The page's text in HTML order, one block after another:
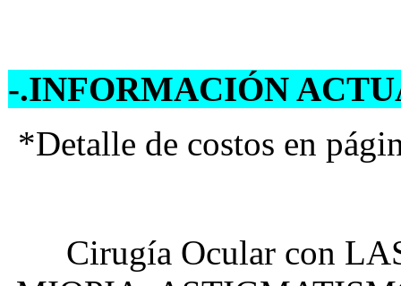
-.INFORMACIÓN
*Detalle de costos en
Cirugía Ocular con